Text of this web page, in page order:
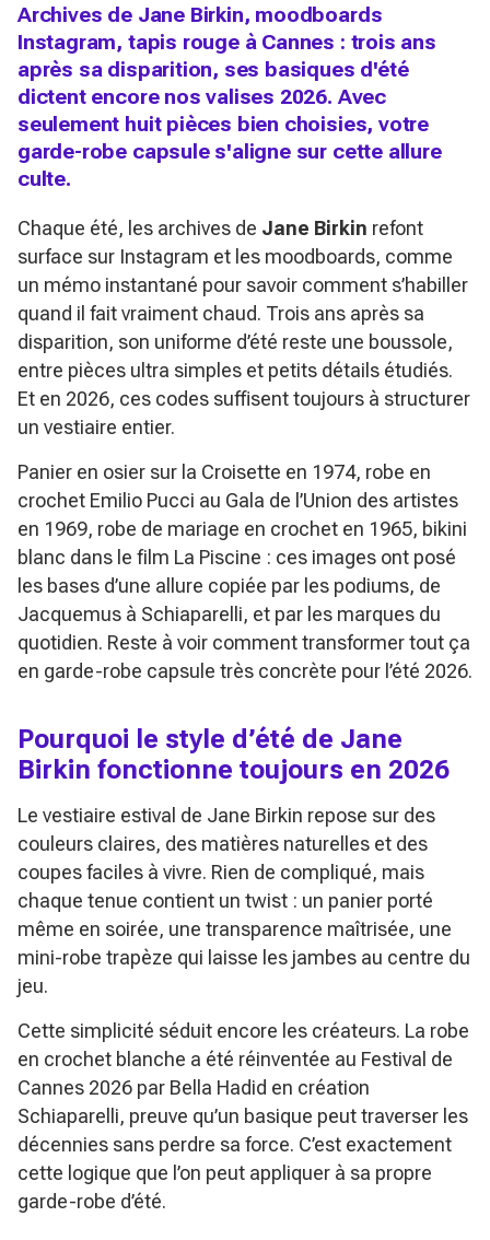
Archives de Jane Birkin, moodboards
Instagram, tapis rouge à Cannes : trois ans
après sa disparition, ses basiques d'été
dictent encore nos valises 2026. Avec
seulement huit pièces bien choisies, votre
garde-robe capsule s'aligne sur cette allure
culte.
Chaque été, les archives de Jane Birkin refont
surface sur Instagram et les moodboards, comme
un mémo instantané pour savoir comment s’habiller
quand il fait vraiment chaud. Trois ans après sa
disparition, son uniforme d’été reste une boussole,
entre pièces ultra simples et petits détails étudiés.
Et en 2026, ces codes suffisent toujours à structurer
un vestiaire entier.
Panier en osier sur la Croisette en 1974, robe en
crochet Emilio Pucci au Gala de l’Union des artistes
en 1969, robe de mariage en crochet en 1965, bikini
blanc dans le film La Piscine : ces images ont posé
les bases d’une allure copiée par les podiums, de
Jacquemus à Schiaparelli, et par les marques du
quotidien. Reste à voir comment transformer tout ça
en garde-robe capsule très concrète pour l’été 2026.
Pourquoi le style d’été de Jane
Birkin fonctionne toujours en 2026
Le vestiaire estival de Jane Birkin repose sur des
couleurs claires, des matières naturelles et des
coupes faciles à vivre. Rien de compliqué, mais
chaque tenue contient un twist : un panier porté
même en soirée, une transparence maîtrisée, une
mini-robe trapèze qui laisse les jambes au centre du
jeu.
Cette simplicité séduit encore les créateurs. La robe
en crochet blanche a été réinventée au Festival de
Cannes 2026 par Bella Hadid en création
Schiaparelli, preuve qu’un basique peut traverser les
décennies sans perdre sa force. C’est exactement
cette logique que l’on peut appliquer à sa propre
garde-robe d’été.